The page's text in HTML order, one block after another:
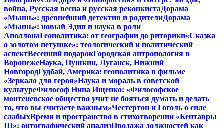
война, Русская весна и русская реконкистаДорама
«Мышь»: древнейший детектив и родителиДорама
«Мышь»: новый Эдип и наука в роли
АполлонаГеополитика: от географии до риторики«Сказка
о золотом петушке»: теологический и политический
аспектВесенний подарокГородская антропология в
ВоронежеНаука, Пушкин, Луганск, Нижний
НовгородГудбай, Америка: геополитика в фильме
«Зеркало для героя»Наука и мораль в советской
культуреФилософ Нина Ищенко: «Философское
монтеневское общество учит не бояться думать и делать
то, что вы считаете важным»Честертон и Гоголь о силе
слабыхВремя и пространство в стихотворении «Кентавры
III»: онтографический анализПродажа должностей как